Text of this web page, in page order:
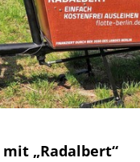
„Radalbert“